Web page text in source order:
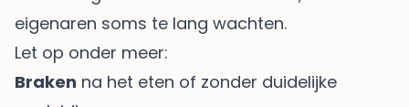
eigenaren soms te lang wachten.
Let op onder meer:
Braken na het eten of zonder duidelijke